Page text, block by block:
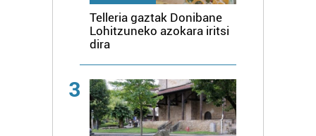
Telleria gaztak Donibane
Lohitzuneko azokara iritsi
dira
3